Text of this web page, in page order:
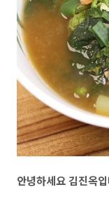
안녕하세요 김진옥